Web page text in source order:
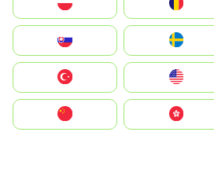
United States
中國香港特別行政區